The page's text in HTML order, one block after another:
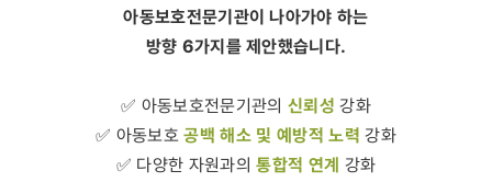
아동보호전문기관이 나아가야 하는
방향 6가지를 제안했습니다.
✅ 아동보호전문기관의 신뢰성강화
✅ 아동보호공백 해소 및 예방적 노력 강화
✅ 다양한 자원과의통합적 연계 강화